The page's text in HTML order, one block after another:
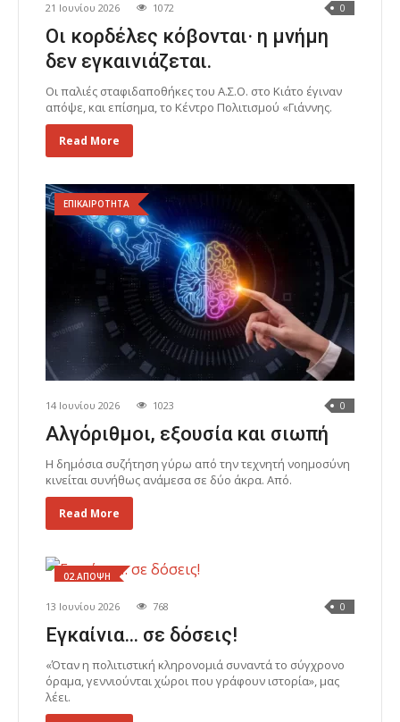
21 Ιουνίου 2026 1072 0
Οι κορδέλες κόβονται· η μνήμη
δεν εγκαινιάζεται.
Οι παλιές σταφιδαποθήκες του Α.Σ.Ο. στο Κιάτο έγιναν
απόψε, και επίσημα, το Κέντρο Πολιτισμού «Γιάννης.
Read More
ΕΠΙΚΑΙΡΟΤΗΤΑ
14 Ιουνίου 2026 1023 0
Αλγόριθμοι, εξουσία και σιωπή
Η δημόσια συζήτηση γύρω από την τεχνητή νοημοσύνη
κινείται συνήθως ανάμεσα σε δύο άκρα. Από.
Read More
02.ΑΠΟΨΗ
13 Ιουνίου 2026 768 0
Εγκαίνια… σε δόσεις!
«Όταν η πολιτιστική κληρονομιά συναντά το σύγχρονο
όραμα, γεννιούνται χώροι που γράφουν ιστορία», μας
λέει.